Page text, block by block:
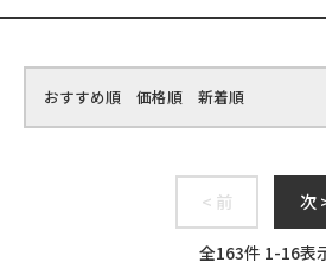
おすすめ順 価格順 新着順
< 前 次
全163件 1-16表